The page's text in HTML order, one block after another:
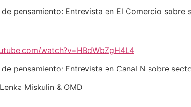
pensamiento: Entrevista en El Comercio
watch?v=HBdWbZgH4L4
pensamiento: Entrevista en Canal N sobre
Miskulin & OMD